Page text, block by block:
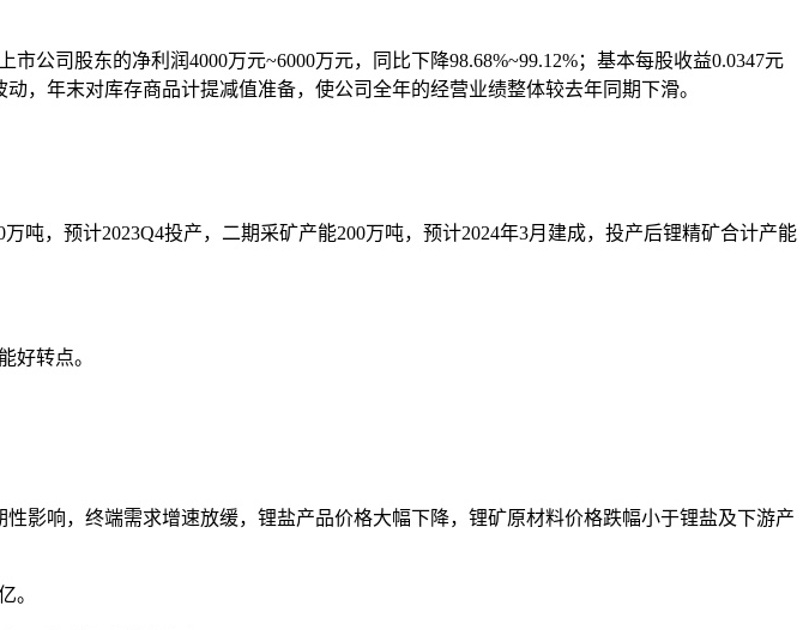
公司股东的净利润4000万元~6000万元，同比下降98.68%~99.12%；基本每股收益0.0347元
，年末对库存商品计提减值准备，使公司全年的经营业绩整体较去年同期下滑。
吨，预计2023Q4投产，二期采矿产能200万吨，预计2024年3月建成，投产后锂精矿合计产能
好转点。
影响，终端需求增速放缓，锂盐产品价格大幅下降，锂矿原材料价格跌幅小于锂盐及下游产
。